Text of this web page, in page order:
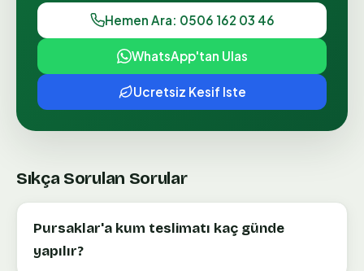
Hemen Ara: 0506 162 03 46
WhatsApp'tan Ulas
Ucretsiz Kesif Iste
Sıkça Sorulan Sorular
Pursaklar'a kum teslimatı kaç günde
yapılır?